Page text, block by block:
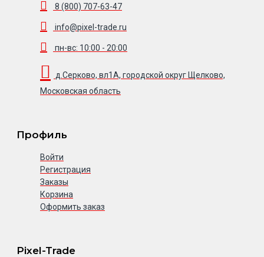
8 (800) 707-63-47
info@pixel-trade.ru
пн-вс: 10:00 - 20:00
д.Серково, вл1А, городской округ Щелково,
Московская область
Профиль
Войти
Регистрация
Заказы
Корзина
Оформить заказ
Pixel-Trade